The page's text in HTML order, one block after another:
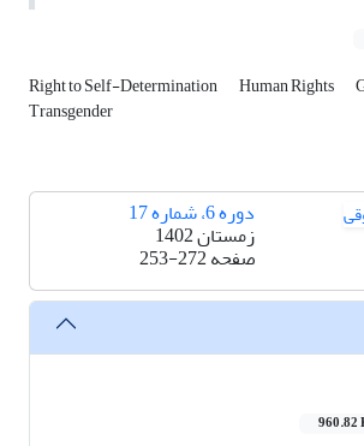
Right to Self-Determination Human Rights
Transgender
دوره 6، شماره 17
زمستان 1402
صفحه253-272
960.82